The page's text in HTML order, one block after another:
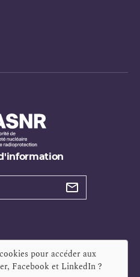
pour accéder aux
Facebook et LinkedIn?